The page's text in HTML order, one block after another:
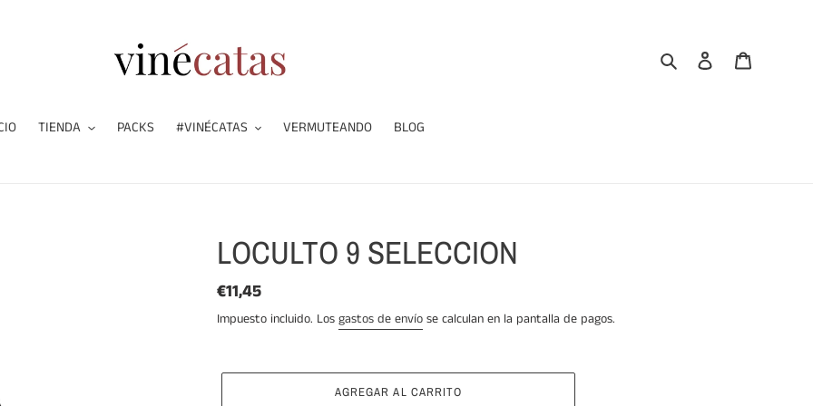
Buscar Ingresar
TIENDA PACKS #VINÉCATAS VERMUTEANDO BLOG
LOCULTO 9 SELECCION
Precio
habitual
€11,45
Impuesto incluido. Los gastos de envío se calculan en la pantalla de pagos.
AGREGAR AL CARRITO